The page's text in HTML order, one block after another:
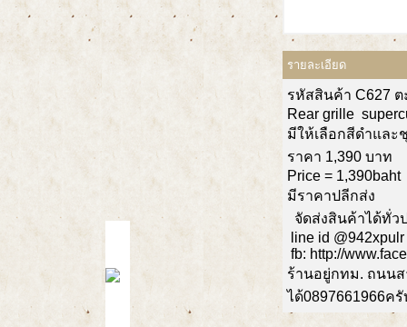
รายละเอียด
รหัสสินค้า C627 ต
Rear grille
มีให้เลือกสีดำและ
ราคา 1,390 บาท
Price = 1,390baht
มีราคาปลีกส่ง
จัดส่งสินค้าได้ทั่ว
line id @942xpulr
fb: http://
ร้านอยู่กทม. ถนน
ได้0897661966ครั